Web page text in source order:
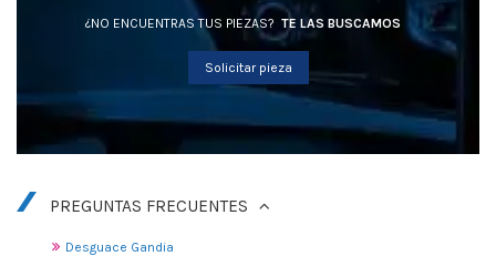
¿NO ENCUENTRAS TUS PIEZAS? TE LAS BUSCAMOS
Solicitar pieza
PREGUNTAS FRECUENTES
Desguace Gandia